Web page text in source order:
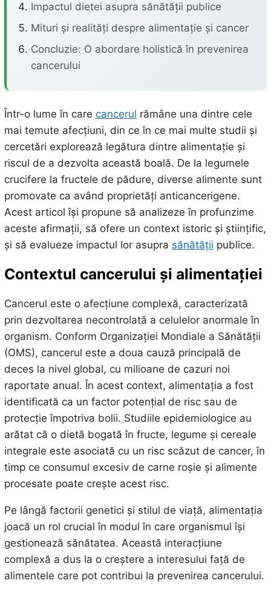
Impactul dietei asupra sănătății publice
Mituri și realități despre alimentație și cancer
Concluzie: O abordare holistică în prevenirea
cancerului
Într-o lume în care cancerul rămâne una dintre cele
mai temute afecțiuni, din ce în ce mai multe studii și
cercetări explorează legătura dintre alimentație și
riscul de a dezvolta această boală. De la legumele
crucifere la fructele de pădure, diverse alimente sunt
promovate ca având proprietăți anticancerigene.
Acest articol își propune să analizeze în profunzime
aceste afirmații, să ofere un context istoric și științific,
și să evalueze impactul lor asupra sănătății publice.
Contextul cancerului și alimentației
Cancerul este o afecțiune complexă, caracterizată
prin dezvoltarea necontrolată a celulelor anormale în
organism. Conform Organizației Mondiale a Sănătății
(OMS), cancerul este a doua cauză principală de
deces la nivel global, cu milioane de cazuri noi
raportate anual. În acest context, alimentația a fost
identificată ca un factor potențial de risc sau de
protecție împotriva bolii. Studiile epidemiologice au
arătat că o dietă bogată în fructe, legume și cereale
integrale este asociată cu un risc scăzut de cancer, în
timp ce consumul excesiv de carne roșie și alimente
procesate poate crește acest risc.
Pe lângă factorii genetici și stilul de viață, alimentația
joacă un rol crucial în modul în care organismul își
gestionează sănătatea. Această interacțiune
complexă a dus la o creștere a interesului față de
alimentele care pot contribui la prevenirea cancerului.